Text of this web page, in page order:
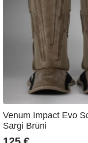
Venum Impact Evo
Sargi Brūni